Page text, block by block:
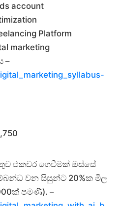
account
Platform
marketing
–
එකවර ගෙවීමක් ඔස්සේ
වන සිසුන්ට 20%ක මිල
පමණි). –